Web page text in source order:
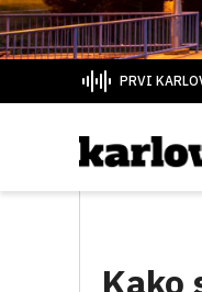
PRVI
Kako